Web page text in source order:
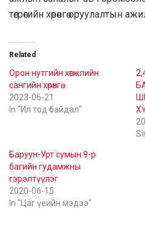
төгрөгийн хөрөнгө оруулалтын
Related
Орон нутгийн хөгжлийн
сангийн хөрөнгө…
2023-06-21
In "Ил тод байдал"
Баруун-Урт сумын 9-р
багийн гудамжны
гэрэлтүүлэг
2020-06-15
In "Цаг үеийн мэдээ"